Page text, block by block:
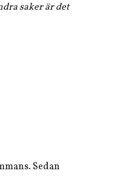
saker är det
Sedan